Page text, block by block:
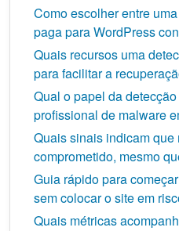
Como escolher entre
paga para WordPress
Quais recursos uma
para facilitar a
Qual o papel da
profissional de malware
Quais sinais indicam
comprometido, mesmo
Guia rápido para
sem colocar o site em
Quais métricas